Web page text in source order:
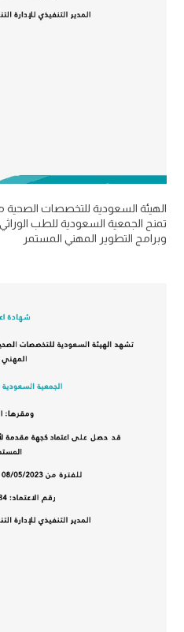
الهيئة السعودية للتخصصات الصحية
تمنح الجمعية السعودية للطب
وبرامج التطوير المهني المستمر